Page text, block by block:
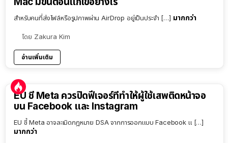
สำหรับคนที่ส่งไฟล์หรือรูปภาพผ่าน AirDrop อยู่เป็นประจำ […] มากกว่า
โดย Zakura Kim
อ่านเพิ่มเติม
EU ชี้ Meta ควรปิดฟีเจอร์ที่ทำให้ผู้ใช้เสพติดหน้าจอ
บน Facebook และ Instagram
EU ชี้ Meta อาจละเมิดกฎหมาย DSA จากการออกแบบ Facebook แ […]
มากกว่า